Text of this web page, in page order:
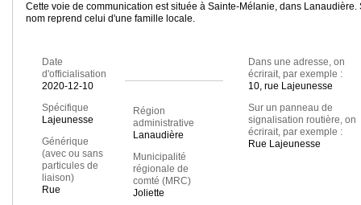
Cette voie de communication est située à Sainte-Mélanie, dans Lanaudière.
nom reprend celui d'une famille locale.
Date
d'officialisation
2020-12-10
Spécifique
Lajeunesse
Générique
(avec ou sans
particules de
liaison)
Rue
Région
administrative
Lanaudière
Municipalité
régionale de
comté (MRC)
Joliette
Dans une adresse, on
écrirait, par exemple :
10, rue Lajeunesse
Sur un panneau de
signalisation routière, on
écrirait, par exemple :
Rue Lajeunesse